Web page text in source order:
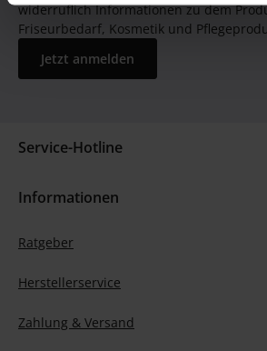
widerruflich Informationen zu dem
Friseurbedarf, Kosmetik und
Jetzt anmelden
Service-Hotline
Informationen
Ratgeber
Herstellerservice
Zahlung & Versand